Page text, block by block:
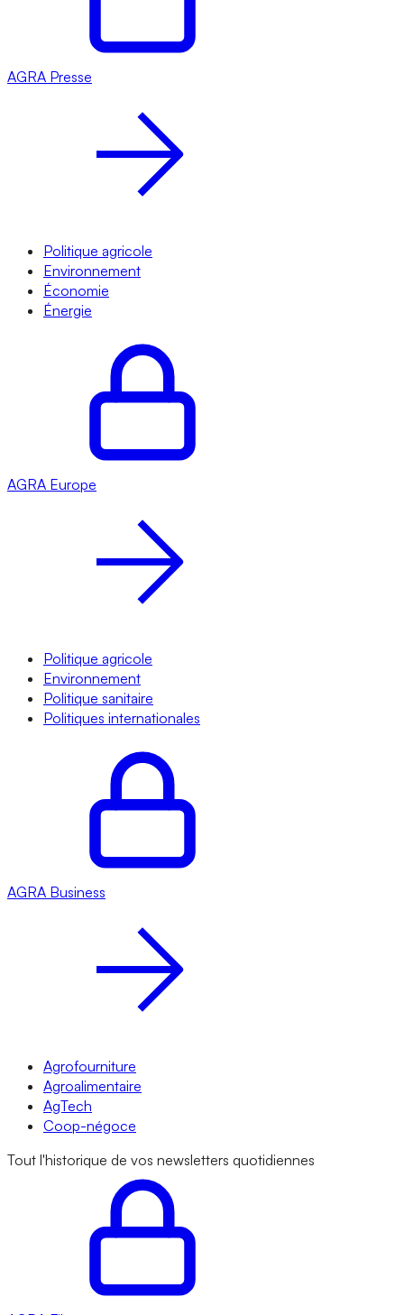
AGRA Presse
Politique agricole
Environnement
Économie
Énergie
AGRA Europe
Politique agricole
Environnement
Politique sanitaire
Politiques internationales
AGRA Business
Agrofourniture
Agroalimentaire
AgTech
Coop-négoce
Tout l'historique de vos newsletters quotidiennes